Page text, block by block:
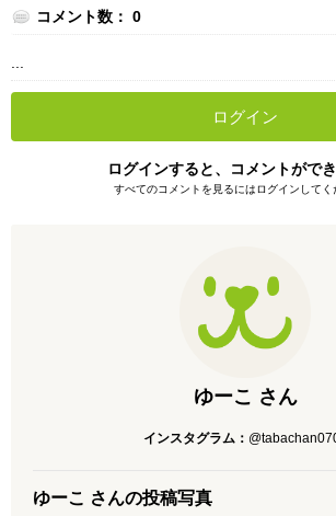
コメント数： 0
ログイン
ログインすると、コメントができ
すべてのコメントを見るにはログインしてく
ゆーこ さん
インスタグラム：
ゆーこ さんの投稿写真